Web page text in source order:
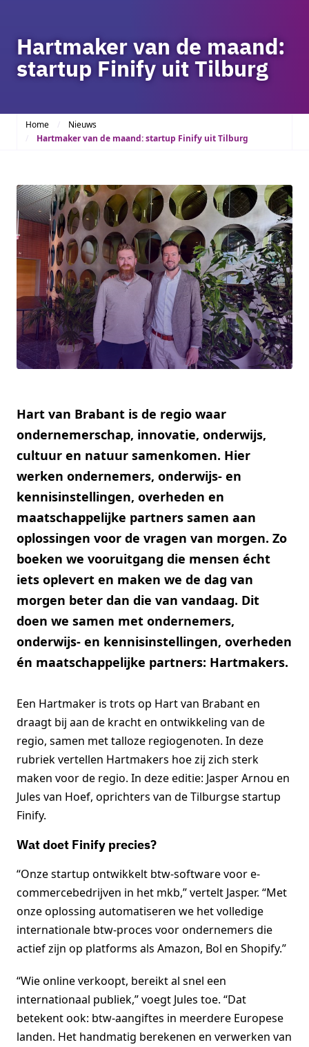
Hartmaker van de maand:
startup Finify uit Tilburg
Home
Nieuws
Hartmaker van de maand: startup Finify uit Tilburg
Hart van Brabant is de regio waar
ondernemerschap, innovatie, onderwijs,
cultuur en natuur samenkomen. Hier
werken ondernemers, onderwijs- en
kennisinstellingen, overheden en
maatschappelijke partners samen aan
oplossingen voor de vragen van morgen. Zo
boeken we vooruitgang die mensen écht
iets oplevert en maken we de dag van
morgen beter dan die van vandaag. Dit
doen we samen met ondernemers,
onderwijs- en kennisinstellingen, overheden
én maatschappelijke partners: Hartmakers.
Een Hartmaker is trots op Hart van Brabant en
draagt bij aan de kracht en ontwikkeling van de
regio, samen met talloze regiogenoten. In deze
rubriek vertellen Hartmakers hoe zij zich sterk
maken voor de regio. In deze editie: Jasper Arnou en
Jules van Hoef, oprichters van de Tilburgse startup
Finify.
Wat doet Finify precies?
“Onze startup ontwikkelt btw-software voor e-
commercebedrijven in het mkb,” vertelt Jasper. “Met
onze oplossing automatiseren we het volledige
internationale btw-proces voor ondernemers die
actief zijn op platforms als Amazon, Bol en Shopify.”
“Wie online verkoopt, bereikt al snel een
internationaal publiek,” voegt Jules toe. “Dat
betekent ook: btw-aangiftes in meerdere Europese
landen. Het handmatig berekenen en verwerken van